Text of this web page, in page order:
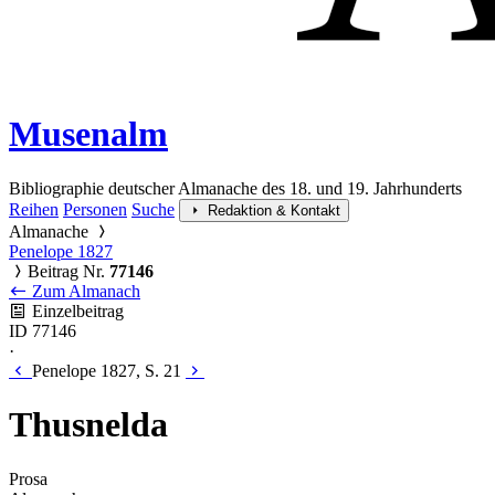
Musenalm
Bibliographie deutscher Almanache des 18. und 19. Jahrhunderts
Reihen Personen Suche Redaktion & Kontakt
Almanache
Penelope 1827
Beitrag Nr. 77146
Zum Almanach
Einzelbeitrag
ID 77146
·
Penelope 1827, S. 21
Thusnelda
Prosa